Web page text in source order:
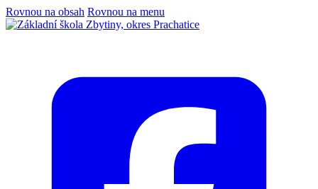
Rovnou na obsah Rovnou na menu